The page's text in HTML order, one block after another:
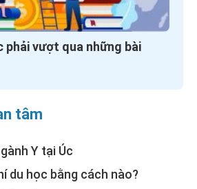
phải vượt qua những bài
tâm
Y tại Úc
du học bằng cách nào?